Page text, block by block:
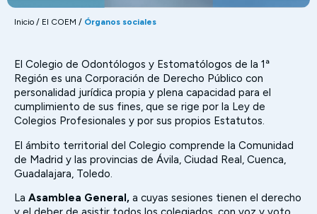
Inicio / El COEM / Órganos sociales
El Colegio de Odontólogos y Estomatólogos de la 1ª
Región es una Corporación de Derecho Público con
personalidad jurídica propia y plena capacidad para el
cumplimiento de sus fines, que se rige por la Ley de
Colegios Profesionales y por sus propios Estatutos.
El ámbito territorial del Colegio comprende la Comunidad
de Madrid y las provincias de Ávila, Ciudad Real, Cuenca,
Guadalajara, Toledo.
La Asamblea General, a cuyas sesiones tienen el derecho